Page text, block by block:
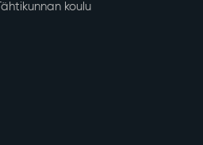
Tähtikunnan koulu